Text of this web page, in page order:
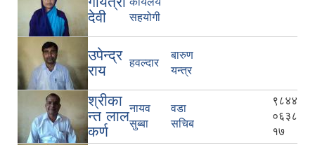
देवी
सहयोगी
उपेन्द्र
राय
हवल्दार
बारुण
यन्त्र
श्रीका
न्त लाल
कर्ण
नायव
सुब्बा
वडा
सचिब
९८४४
०६३८
१७